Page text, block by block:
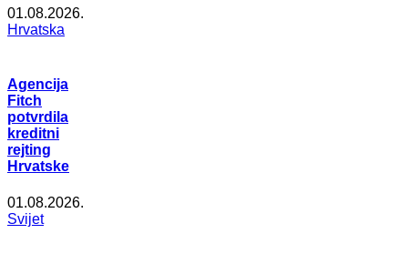
01.08.2026.
Hrvatska
Agencija
Fitch
potvrdila
kreditni
rejting
Hrvatske
01.08.2026.
Svijet